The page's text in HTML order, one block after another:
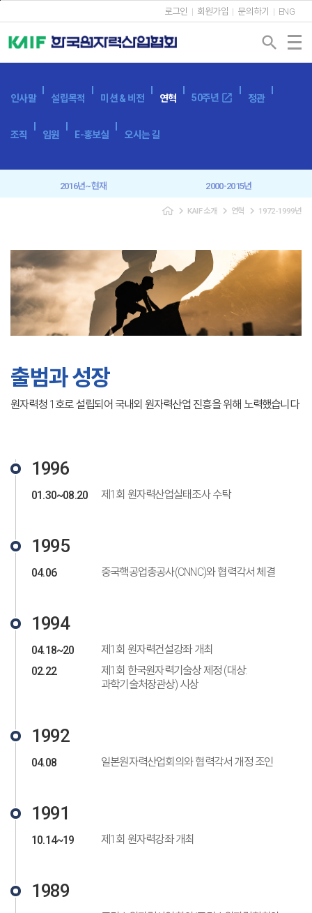
로그인 회원가입 문의하기 ENG
search
인사말 설립목적 미션 & 비전 연혁 50주년 open_in_new 정관
조직 임원 E-홍보실 오시는 길
2016년~현재 2000-2015년
navigate_next KAIF 소개 navigate_next 연혁 navigate_next 1972-1999년
출범과 성장
원자력청 1호로 설립되어 국내외 원자력산업 진흥을 위해 노력했습니다
1996
01.30~08.20 제1회 원자력산업실태조사 수탁
1995
04.06 중국핵공업총공사(CNNC)와 협력각서 체결
1994
04.18~20
제1회 원자력건설강좌 개최
02.22
제1회 한국원자력기술상 제정 (대상:
과학기술처장관상) 시상
1992
04.08 일본원자력산업회의와 협력각서 개정 조인
1991
10.14~19 제1회 원자력강좌 개최
1989